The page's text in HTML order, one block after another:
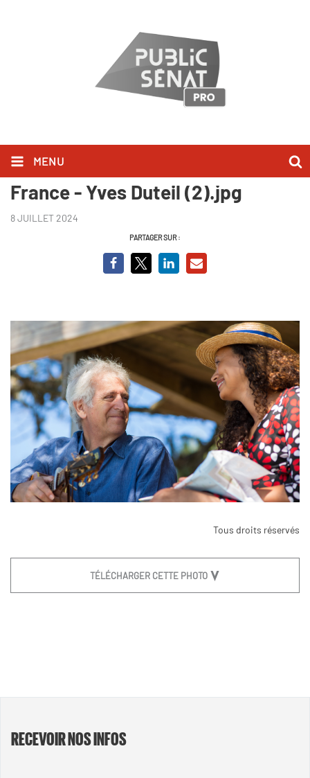
MENU
Sur les routes mythiques de
France - Yves Duteil (2).jpg
8 JUILLET 2024
PARTAGER SUR :
Tous droits réservés
TÉLÉCHARGER CETTE PHOTO
RECEVOIR NOS INFOS